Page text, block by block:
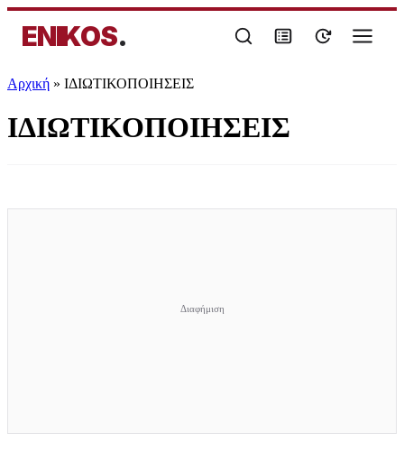
ENIKOS.
Αρχική » ΙΔΙΩΤΙΚΟΠΟΙΗΣΕΙΣ
ΙΔΙΩΤΙΚΟΠΟΙΗΣΕΙΣ